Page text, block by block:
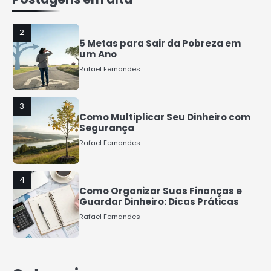
2
5 Metas para Sair da Pobreza em
um Ano
Rafael Fernandes
3
Como Multiplicar Seu Dinheiro com
Segurança
Rafael Fernandes
4
Como Organizar Suas Finanças e
Guardar Dinheiro: Dicas Práticas
Rafael Fernandes